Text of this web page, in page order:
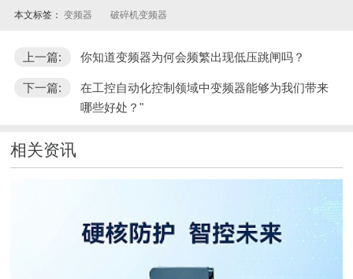
本文标签： 变频器 破碎机变频器
上一篇: 你知道变频器为何会频繁出现低压跳闸吗？
下一篇:
在工控自动化控制领域中变频器能够为我们带来
哪些好处？"
相关资讯